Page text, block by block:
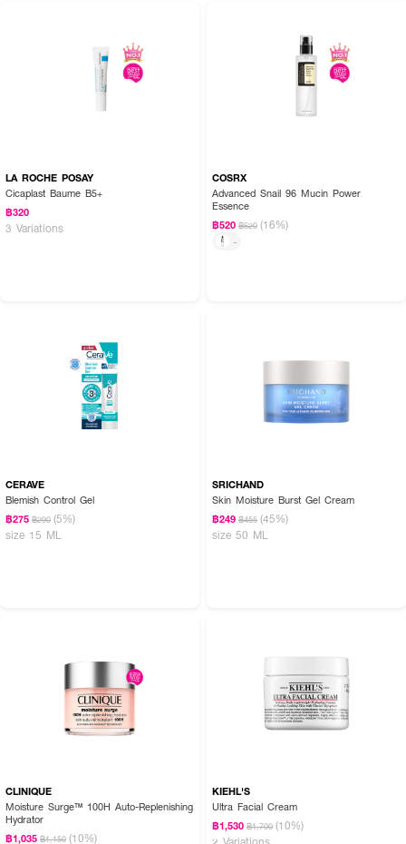
LA ROCHE POSAY
Cicaplast Baume B5+
฿320
3 Variations
COSRX
Advanced Snail 96 Mucin Power
Essence
฿520 ฿620 (16%)
-
CERAVE
Blemish Control Gel
฿275 ฿290 (5%)
size 15 ML
SRICHAND
Skin Moisture Burst Gel Cream
฿249 ฿455 (45%)
size 50 ML
CLINIQUE
Moisture Surge™ 100H Auto-Replenishing
Hydrator
฿1,035 ฿1,150 (10%)
KIEHL'S
Ultra Facial Cream
฿1,530 ฿1,700 (10%)
2 Variations